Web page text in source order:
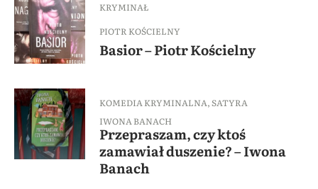
KRYMINAŁ
PIOTR KOŚCIELNY
Basior – Piotr Kościelny
KOMEDIA KRYMINALNA,SATYRA
IWONA BANACH
Przepraszam, czy ktoś
zamawiał duszenie? – Iwona
Banach